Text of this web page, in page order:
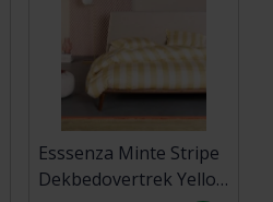
Esssenza Minte Stripe
Dekbedovertrek Yellow